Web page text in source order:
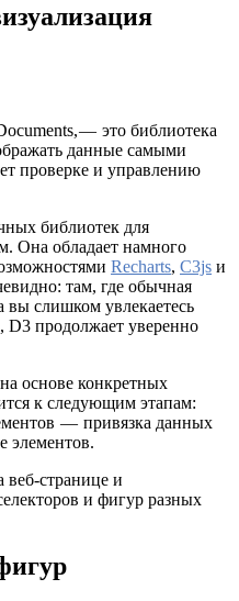
— это библиотека
данные самыми
проверке и управлению
библиотек для
Она обладает намного
Recharts, C3js и
там, где обычная
вы слишком увлекаетесь
продолжает уверенно
основе конкретных
к следующим этапам:
— привязка данных
элементов.
странице и
и фигур разных